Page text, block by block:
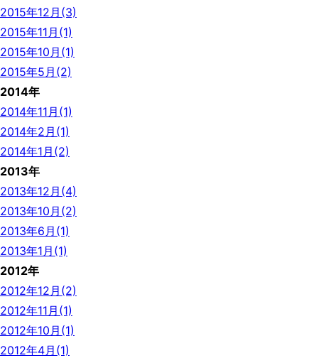
2015年12月(3)
2015年11月(1)
2015年10月(1)
2015年5月(2)
2014年
2014年11月(1)
2014年2月(1)
2014年1月(2)
2013年
2013年12月(4)
2013年10月(2)
2013年6月(1)
2013年1月(1)
2012年
2012年12月(2)
2012年11月(1)
2012年10月(1)
2012年4月(1)